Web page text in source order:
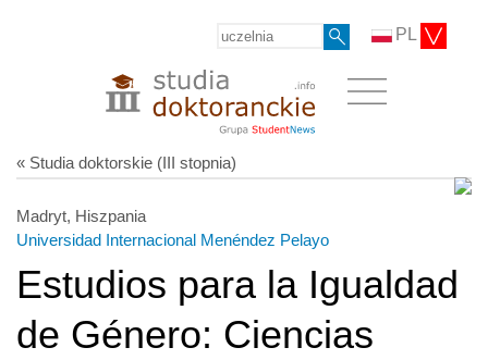
PL
« Studia doktorskie (III stopnia)
Madryt, Hiszpania
Universidad Internacional Menéndez Pelayo
Estudios para la Igualdad
de Género: Ciencias